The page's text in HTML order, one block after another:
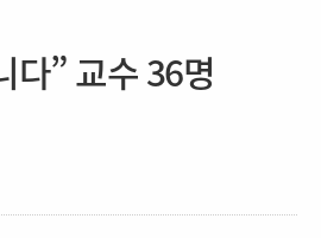
다” 교수 36명